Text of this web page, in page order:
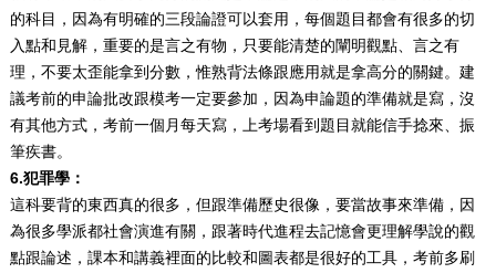
的科目，因為有明確的三段論證可以套用，每個題目都會有很多的切
入點和見解，重要的是言之有物，只要能清楚的闡明觀點、言之有
理，不要太歪能拿到分數，惟熟背法條跟應用就是拿高分的關鍵。建
議考前的申論批改跟模考一定要參加，因為申論題的準備就是寫，沒
有其他方式，考前一個月每天寫，上考場看到題目就能信手捻來、振
筆疾書。
6.犯罪學：
這科要背的東西真的很多，但跟準備歷史很像，要當故事來準備，因
為很多學派都社會演進有關，跟著時代進程去記憶會更理解學說的觀
點跟論述，課本和講義裡面的比較和圖表都是很好的工具，考前多刷